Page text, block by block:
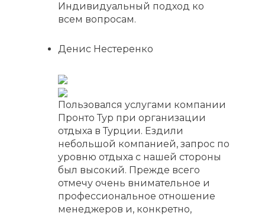
Индивидуальный подход ко
всем вопросам.
Денис Нестеренко
Пользовался услугами компании
Пронто Тур при организации
отдыха в Турции. Ездили
небольшой компанией, запрос по
уровню отдыха с нашей стороны
был высокий. Прежде всего
отмечу очень внимательное и
профессиональное отношение
менеджеров и, конкретно,